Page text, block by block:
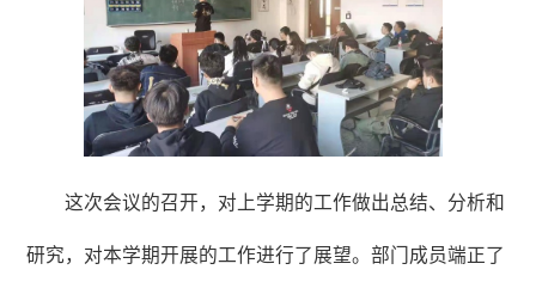
这次会议的召开，对上学期的工作做出总结、分析和
研究，对本学期开展的工作进行了展望。部门成员端正了